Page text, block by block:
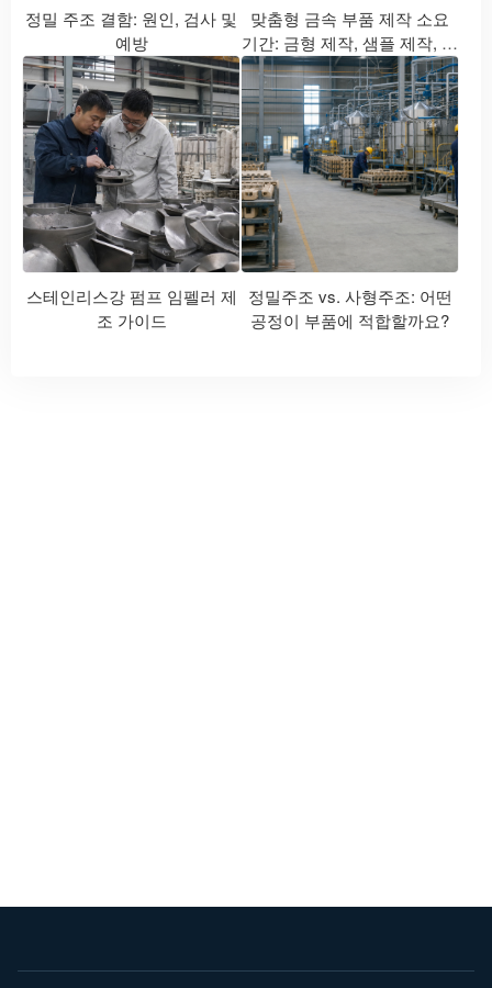
정밀 주조 결함: 원인, 검사 및
예방
맞춤형 금속 부품 제작 소요
기간: 금형 제작, 샘플 제작, 생
산 및 납품
스테인리스강 펌프 임펠러 제
조 가이드
정밀주조 vs. 사형주조: 어떤
공정이 부품에 적합할까요?